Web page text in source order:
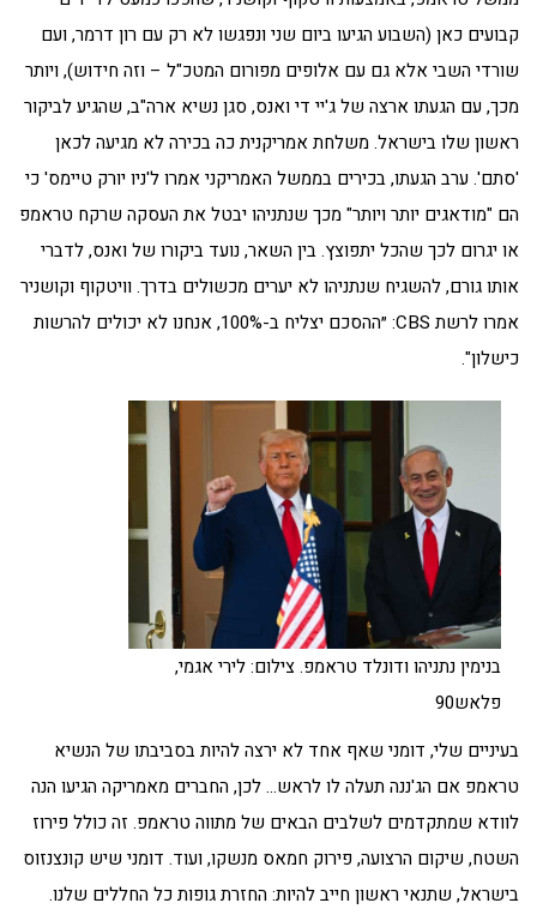
קבועים כאן (השבוע הגיעו ביום שני ונפגשו לא רק עם רון דרמר, ועם
שורדי השבי אלא גם עם אלופים מפורום המטכ"ל – וזה חידוש), ויותר
מכך, עם הגעתו ארצה של ג'יי די ואנס, סגן נשיא ארה"ב, שהגיע לביקור
ראשון שלו בישראל. משלחת אמריקנית כה בכירה לא מגיעה לכאן
'סתם'. ערב הגעתו, בכירים בממשל האמריקני אמרו ל'ניו יורק טיימס' כי
הם "מודאגים יותר ויותר" מכך שנתניהו יבטל את העסקה שרקח טראמפ
או יגרום לכך שהכל יתפוצץ. בין השאר, נועד ביקורו של ואנס, לדברי
אותו גורם, להשגיח שנתניהו לא יערים מכשולים בדרך. וויטקוף וקושניר
אמרו לרשת CBS: ״ההסכם יצליח ב-100%, אנחנו לא יכולים להרשות
כישלון".
בנימין נתניהו ודונלד טראמפ. צילום: לירי אגמי,
פלאש90
בעיניים שלי, דומני שאף אחד לא ירצה להיות בסביבתו של הנשיא
טראמפ אם הג'ננה תעלה לו לראש… לכן, החברים מאמריקה הגיעו הנה
לוודא שמתקדמים לשלבים הבאים של מתווה טראמפ. זה כולל פירוז
השטח, שיקום הרצועה, פירוק חמאס מנשקו, ועוד. דומני שיש קונצנזוס
בישראל, שתנאי ראשון חייב להיות: החזרת גופות כל החללים שלנו.